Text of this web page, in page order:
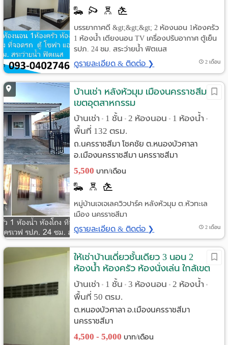
บรรยากาศดี &gt;&gt;&gt; 2 ห้องนอน 1ห้องครัว
1 ห้องน้ำ เตียงนอน TV เครื่องปรับอากาศ ตู้เย็น
รปภ. 24 ชม. สระว่ายน้ำ ฟิตเนส
ดูรายละเอียด & ติดต่อ ❯ 2 เดือน
บ้านเช่า หลังหัวมุม เมืองนครราชสีมา
เขตอุตสาหกรรม
บ้านเช่า • 1 ชั้น • 2 ห้องนอน • 1 ห้องน้ำ •
พื้นที่ 132 ตรม.
ถ.นครราชสีมา โชคชัย ต.หนองบัวศาลา
อ.เมืองนครราชสีมา นครราชสีมา
5,500 บาท/เดือน
หมู่บ้านเจเจเลควิวปาร์ค หลังหัวมุม ต.หัวทะเล
เมือง นครราชสีมา
ดูรายละเอียด & ติดต่อ ❯ 2 เดือน
ให้เช่าบ้านเดี่ยวชั้นเดียว 3 นอน 2
ห้องน้ำ ห้องครัว ห้องนั่งเล่น ใกล้เขต
อุตสาหกรรมสุรนารี
บ้านเช่า • 1 ชั้น • 3 ห้องนอน • 2 ห้องน้ำ •
พื้นที่ 50 ตรม.
ต.หนองบัวศาลา อ.เมืองนครราชสีมา
นครราชสีมา
4,500 - 5,000 บาท/เดือน